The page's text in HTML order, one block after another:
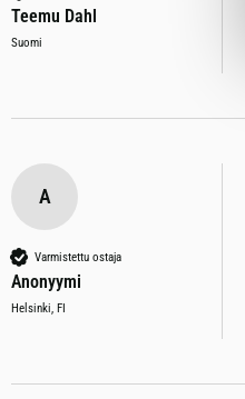
Teemu Dahl
Suomi
A
Varmistettu ostaja
Anonyymi
Helsinki, FI